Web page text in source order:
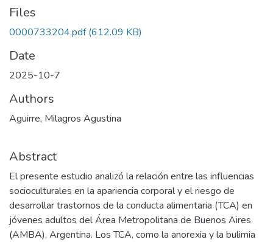
Files
0000733204.pdf (612.09 KB)
Date
2025-10-7
Authors
Aguirre, Milagros Agustina
Abstract
El presente estudio analizó la relación entre las influencias
socioculturales en la apariencia corporal y el riesgo de
desarrollar trastornos de la conducta alimentaria (TCA) en
jóvenes adultos del Área Metropolitana de Buenos Aires
(AMBA), Argentina. Los TCA, como la anorexia y la bulimia